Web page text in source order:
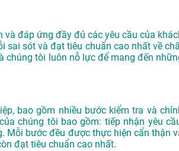
và đáp ứng đầy đủ các yêu cầu của
sai sót và đạt tiêu chuẩn cao nhất về
chúng tôi luôn nỗ lực để mang đến
bao gồm nhiều bước kiểm tra và
chúng tôi bao gồm: tiếp nhận yêu
Mỗi bước đều được thực hiện cẩn thận
đạt tiêu chuẩn cao nhất.